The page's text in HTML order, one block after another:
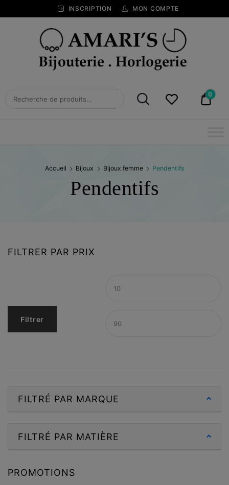
INSCRIPTION MON COMPTE
BIJOUTERIE
0
Accueil Bijoux Bijoux femme Pendentifs
Pendentifs
FILTRER PAR PRIX
Filtrer
FILTRÉ PAR MARQUE
FILTRÉ PAR MATIÈRE
PROMOTIONS